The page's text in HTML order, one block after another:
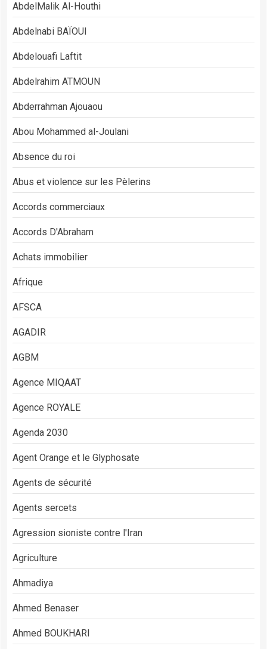
AbdelMalik Al-Houthi
Abdelnabi BAÏOUI
Abdelouafi Laftit
Abdelrahim ATMOUN
Abderrahman Ajouaou
Abou Mohammed al-Joulani
Absence du roi
Abus et violence sur les Pèlerins
Accords commerciaux
Accords D'Abraham
Achats immobilier
Afrique
AFSCA
AGADIR
AGBM
Agence MIQAAT
Agence ROYALE
Agenda 2030
Agent Orange et le Glyphosate
Agents de sécurité
Agents sercets
Agression sioniste contre l'Iran
Agriculture
Ahmadiya
Ahmed Benaser
Ahmed BOUKHARI